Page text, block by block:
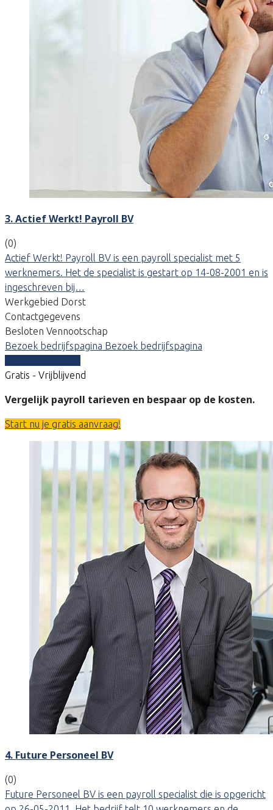
3. Actief Werkt! Payroll BV
(0)
Actief Werkt! Payroll BV is een payroll specialist met 5
werknemers. Het de specialist is gestart op 14-08-2001 en is
ingeschreven bij…
Werkgebied Dorst
Contactgegevens
Besloten Vennootschap
Bezoek bedrijfspagina Bezoek bedrijfspagina
Gratis - Vrijblijvend
Vergelijk payroll tarieven en bespaar op de kosten.
Start nu je gratis aanvraag!
4. Future Personeel BV
(0)
Future Personeel BV is een payroll specialist die is opgericht